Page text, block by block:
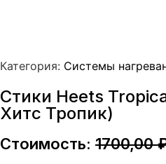
Категория: Системы
Стики Heets
Хитс Тропик)
Стоимость: 1700,00